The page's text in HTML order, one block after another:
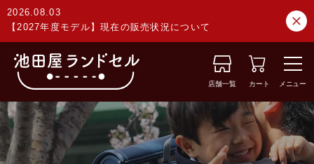
2026.08.03
【2027年度モデル】現在の販売状況について
店舗一覧 カート メニュー